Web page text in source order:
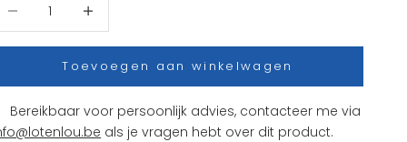
Toevoegen aan winkelwagen
Bereikbaar voor persoonlijk advies, contacteer me via
als je vragen hebt over dit product.